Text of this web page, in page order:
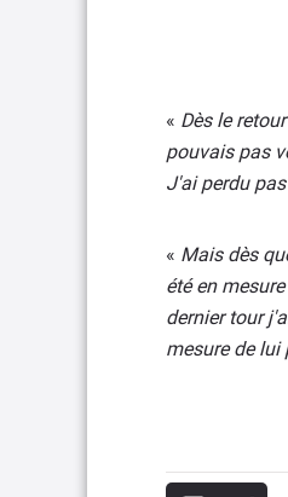
« Dès le
pouvais pas
J'ai perdu
« Mais dès
été en
dernier tour
mesure de lui